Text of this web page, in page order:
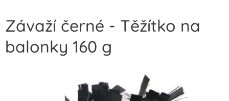
Závaží černé - Těžítko na
balonky 160 g